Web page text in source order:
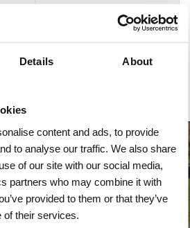
Details About
content and ads, to provide
to analyse our traffic. We also share
of our site with our social media,
partners who may combine it with
provided to them or that they’ve
their services.
Geel
7:1